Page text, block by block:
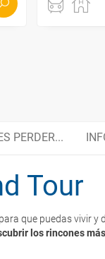
PERDER...
Tour
para que puedas vivir y
los rincones
por mail en el